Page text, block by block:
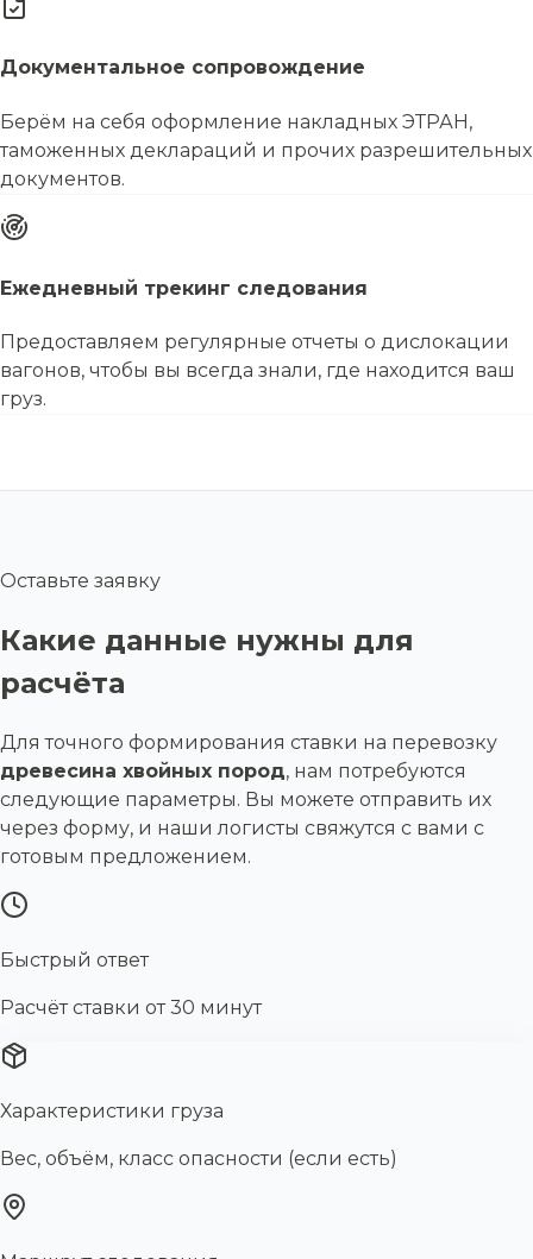
Документальное сопровождение
Берём на себя оформление накладных ЭТРАН,
таможенных деклараций и прочих разрешительных
документов.
Ежедневный трекинг следования
Предоставляем регулярные отчеты о дислокации
вагонов, чтобы вы всегда знали, где находится ваш
груз.
Оставьте заявку
Какие данные нужны для
расчёта
Для точного формирования ставки на перевозку
древесина хвойных пород, нам потребуются
следующие параметры. Вы можете отправить их
через форму, и наши логисты свяжутся с вами с
готовым предложением.
Быстрый ответ
Расчёт ставки от 30 минут
Характеристики груза
Вес, объём, класс опасности (если есть)